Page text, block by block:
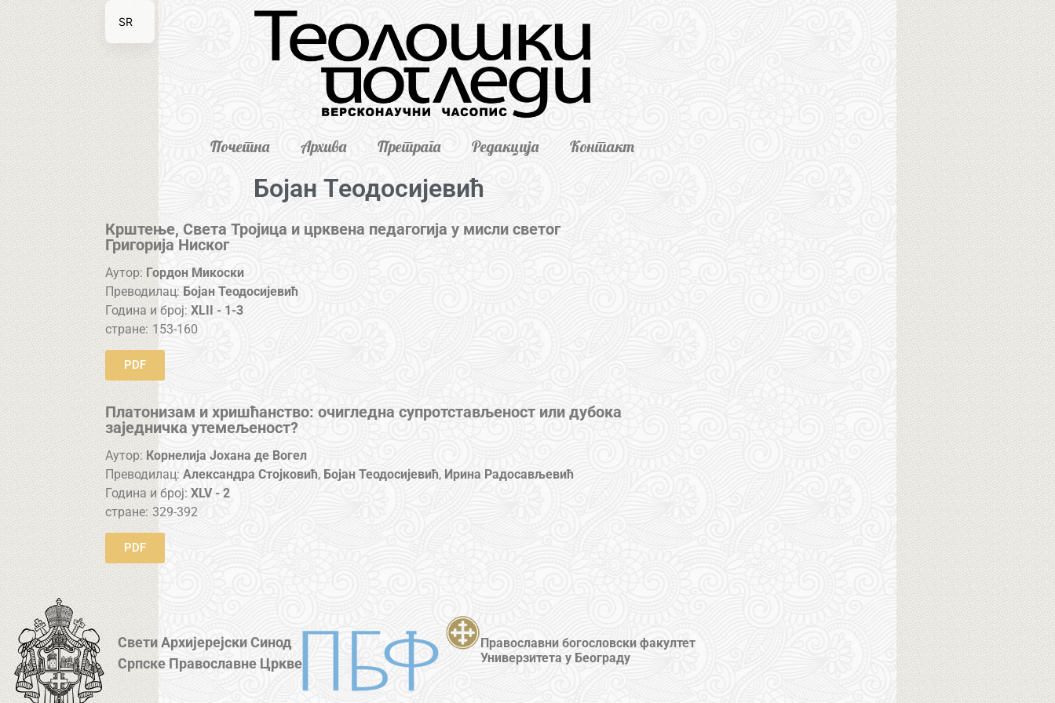
Почетна Архива Претрага Редакција Контакт
Бојан Теодосијевић
Крштење, Света Тројица и црквена педагогија у мисли светог
Григорија Ниског
Аутор: Гордон Микоски
Преводилац: Бојан Теодосијевић
Година и број:XLII - 1-3
стране: 153-160
PDF
Платонизам и хришћанство: очигледна супротстављеност или дубока
заједничка утемељеност?
Аутор: Корнелија Јохана де Вогел
Преводилац: Александра Стојковић, Бојан Теодосијевић, Ирина Радосављевић
Година и број:XLV - 2
стране: 329-392
PDF
Свети Архијерејски Синод
Српске Православне Цркве
Православни богословски факултет
Универзитета у Београду
SR
EN